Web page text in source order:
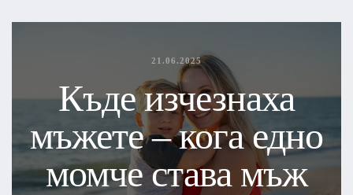
21.06.2025
Къде изчезнаха
мъжете – кога едно
момче става мъж